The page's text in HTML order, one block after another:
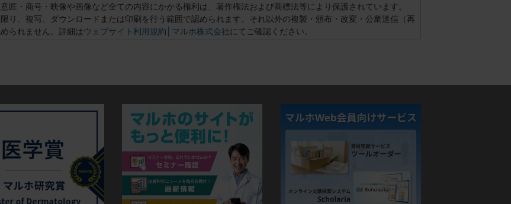
匠・商号・映像や画像など全ての内容にかかる権利は、著作権法および商標法等により保護されています。
り、複写、ダウンロードまたは印刷を行う範囲で認められます。それ以外の複製・頒布・改変・公衆送信（再
られません。詳細は ウェブサイト利用規約│マルホ株式会社にてご確認ください。